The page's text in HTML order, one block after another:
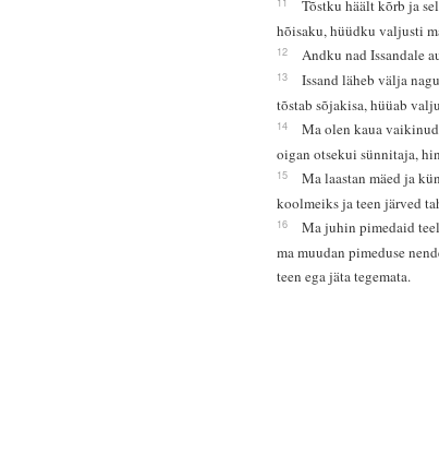
Tõstku häält kõrb ja
hõisaku, hüüdku valjusti
12 Andku nad Issandale
13
Issand läheb välja
tõstab sõjakisa, hüüab
14
Ma olen kaua
oigan otsekui sünnitaja,
15
Ma laastan mäed ja
koolmeiks ja teen järved
16
Ma juhin pimedaid
ma muudan pimeduse
teen ega jäta tegemata.